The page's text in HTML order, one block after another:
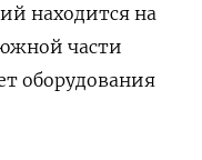
находится на
части
оборудования